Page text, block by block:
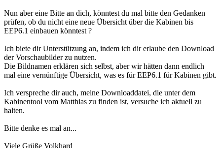
Nun aber eine Bitte an dich, könntest du mal bitte den Gedanken
prüfen, ob du nicht eine neue Übersicht über die Kabinen bis
EEP6.1 einbauen könntest ?
Ich biete dir Unterstützung an, indem ich dir erlaube den Download
der Vorschaubilder zu nutzen.
Die Bildnamen erklären sich selbst, aber wir hätten dann endlich
mal eine vernünftige Übersicht, was es für EEP6.1 für Kabinen gibt.
Ich verspreche dir auch, meine Downloaddatei, die unter dem
Kabinentool vom Matthias zu finden ist, versuche ich aktuell zu
halten.
Bitte denke es mal an...
Viele Grüße Volkhard